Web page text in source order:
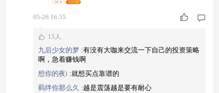
05-26 16:55
15人
九后少女的梦 :有没有大咖来交流一下自己的投资策略
啊，急着赚钱啊
想你的夜i :就想买点靠谱的
羁绊你那么久 :越是震荡越是要有耐心